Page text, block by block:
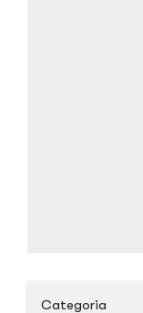
Categoria